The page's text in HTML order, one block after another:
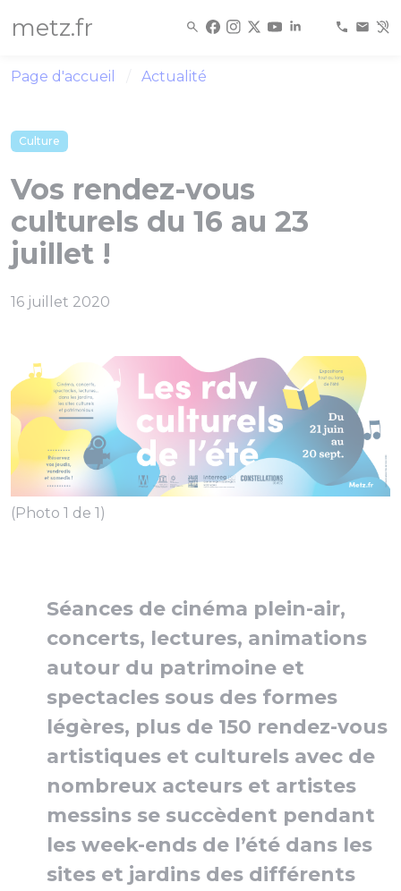
metz.fr
Page d'accueil Actualité
Culture
Vos rendez-vous
culturels du 16 au 23
juillet !
16 juillet 2020
(Photo 1 de 1)
Séances de cinéma plein-air,
concerts, lectures, animations
autour du patrimoine et
spectacles sous des formes
légères, plus de 150 rendez-vous
artistiques et culturels avec de
nombreux acteurs et artistes
messins se succèdent pendant
les week-ends de l’été dans les
sites et jardins des différents